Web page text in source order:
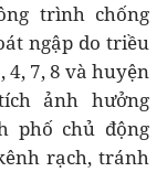
trình chống
ngập do triều
4, 7, 8 và huyện
ảnh hưởng
phố chủ động
rạch, tránh